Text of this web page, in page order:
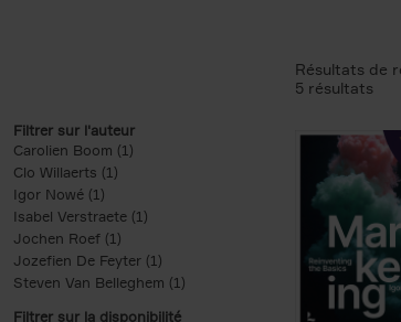
Filtrer sur l'auteur
Carolien Boom (1)
Clo Willaerts (1)
Igor Nowé (1)
Isabel Verstraete (1) Apply Isabel Verstraete filter
Jochen Roef (1)
Jozefien De Feyter (1) Apply Jozefien De Feyter filter
Steven Van Belleghem (1) Apply Steven Van Belleghem
Filtrer sur la disponibilité
Résultats de
5 résultats